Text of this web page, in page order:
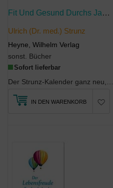
Fit Und Gesund Durchs Jahr - Der Strunz-Wochenkalender 2027
Ulrich (Dr. med.) Strunz
Heyne, Wilhelm Verlag
sonst. Bücher
Sofort lieferbar
IN DEN WARENKORB